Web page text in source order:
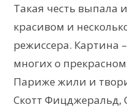
Такая честь выпала
красивом и
режиссера. Картина
многих о
Париже жили и
Скотт Фицджеральд,